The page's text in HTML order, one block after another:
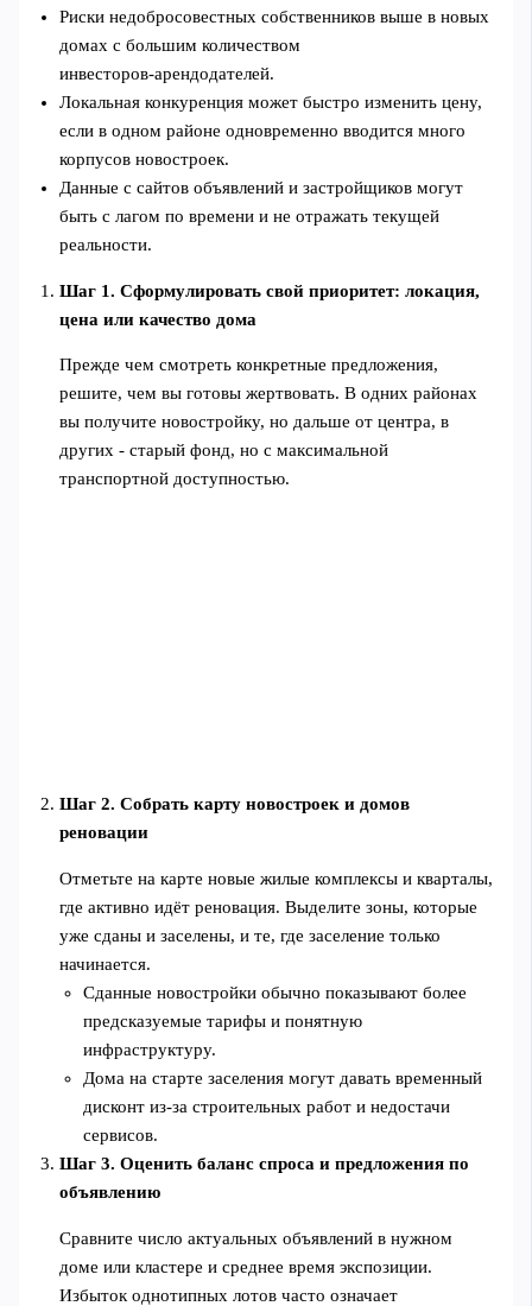
Риски недобросовестных собственников выше в новых
домах с большим количеством
инвесторов‑арендодателей.
Локальная конкуренция может быстро изменить цену,
если в одном районе одновременно вводится много
корпусов новостроек.
Данные с сайтов объявлений и застройщиков могут
быть с лагом по времени и не отражать текущей
реальности.
Шаг 1. Сформулировать свой приоритет: локация,
цена или качество дома
Прежде чем смотреть конкретные предложения,
решите, чем вы готовы жертвовать. В одних районах
вы получите новостройку, но дальше от центра, в
других - старый фонд, но с максимальной
транспортной доступностью.
Шаг 2. Собрать карту новостроек и домов
реновации
Отметьте на карте новые жилые комплексы и кварталы,
где активно идёт реновация. Выделите зоны, которые
уже сданы и заселены, и те, где заселение только
начинается.
Сданные новостройки обычно показывают более
предсказуемые тарифы и понятную
инфраструктуру.
Дома на старте заселения могут давать временный
дисконт из‑за строительных работ и недостачи
сервисов.
Шаг 3. Оценить баланс спроса и предложения по
объявлению
Сравните число актуальных объявлений в нужном
доме или кластере и среднее время экспозиции.
Избыток однотипных лотов часто означает